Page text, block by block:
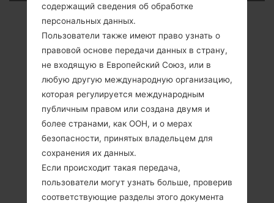
Next
содержащий сведения об обработке
персональных данных.
Пользователи также имеют право узнать о
правовой основе передачи данных в страну,
не входящую в Европейский Союз, или в
любую другую международную организацию,
которая регулируется международным
публичным правом или создана двумя и
более странами, как ООН, и о мерах
безопасности, принятых владельцем для
сохранения их данных.
Если происходит такая передача,
пользователи могут узнать больше, проверив
соответствующие разделы этого документа